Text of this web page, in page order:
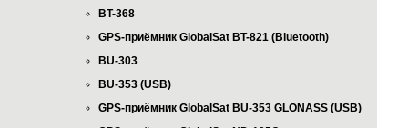
BT-368
GPS-приёмник GlobalSat BT-821 (Bluetooth)
BU-303
BU-353 (USB)
GPS-приёмник GlobalSat BU-353 GLONASS (USB)